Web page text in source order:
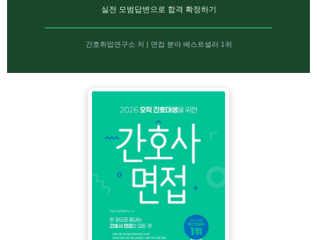
실전 모범답변으로 합격 확정하기
간호취업연구소 저 | 면접 분야 베스트셀러 1위